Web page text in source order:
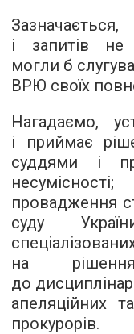
і запитів не
могли б
ВРЮ своїх
Нагадаємо,
і приймає
суддями і
провадження
суду
на
до
апеляційних
прокурорів.